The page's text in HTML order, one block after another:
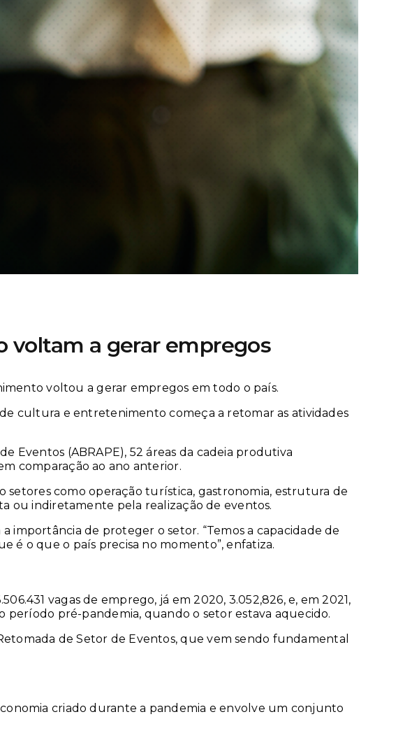
voltam a gerar empregos
voltou a gerar empregos em todo o país.
cultura e entretenimento começa a retomar as atividades
Eventos (ABRAPE), 52 áreas da cadeia produtiva
comparação ao ano anterior.
setores como operação turística, gastronomia, estrutura de
ou indiretamente pela realização de eventos.
importância de proteger o setor. “Temos a capacidade de
é o que o país precisa no momento”, enfatiza.
vagas de emprego, já em 2020, 3.052,826, e, em 2021,
período pré-pandemia, quando o setor estava aquecido.
de Setor de Eventos, que vem sendo fundamental
criado durante a pandemia e envolve um conjunto